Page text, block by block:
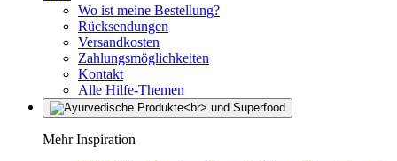
Wo ist meine Bestellung?
Rücksendungen
Versandkosten
Zahlungsmöglichkeiten
Kontakt
Alle Hilfe-Themen
Mehr Inspiration